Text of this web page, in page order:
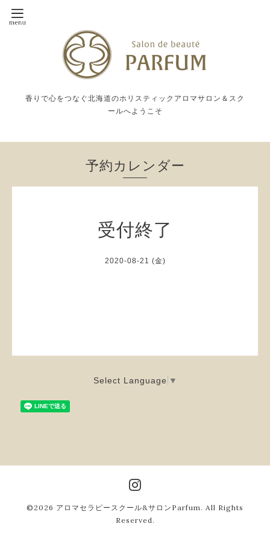
香りで心をつなぐ北海道のホリスティックアロマサロン＆スク
ールへようこそ
予約カレンダー
受付終了
2020-08-21 (金)
Select Language ▼
©2026 アロマセラピースクール&サロンParfum . All Rights
Reserved.